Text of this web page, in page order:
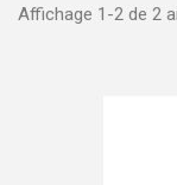
Affichage 1-2 de 2